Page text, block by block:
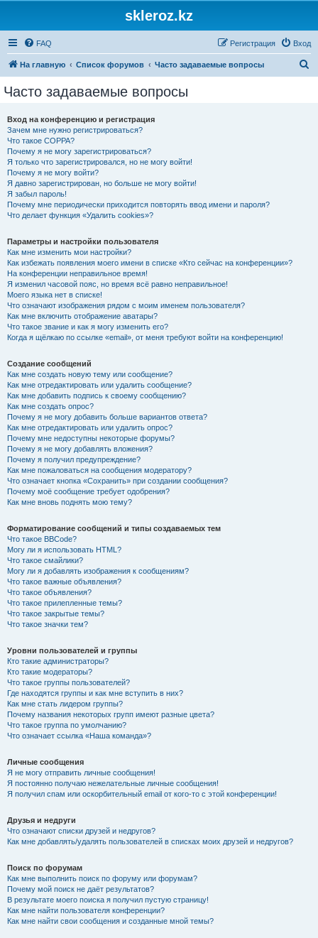
skleroz.kz
FAQ Вход
Регистрация
На главную Список форумов Часто задаваемые вопросы
Часто задаваемые вопросы
Вход на конференцию и регистрация
Зачем мне нужно регистрироваться?
Что такое COPPA?
Почему я не могу зарегистрироваться?
Я только что зарегистрировался, но не могу войти!
Почему я не могу войти?
Я давно зарегистрирован, но больше не могу войти!
Я забыл пароль!
Почему мне периодически приходится повторять ввод имени и пароля?
Что делает функция «Удалить cookies»?
Параметры и настройки пользователя
Как мне изменить мои настройки?
Как избежать появления моего имени в списке «Кто сейчас на конференции»?
На конференции неправильное время!
Я изменил часовой пояс, но время всё равно неправильное!
Моего языка нет в списке!
Что означают изображения рядом с моим именем пользователя?
Как мне включить отображение аватары?
Что такое звание и как я могу изменить его?
Когда я щёлкаю по ссылке «email», от меня требуют войти на конференцию!
Создание сообщений
Как мне создать новую тему или сообщение?
Как мне отредактировать или удалить сообщение?
Как мне добавить подпись к своему сообщению?
Как мне создать опрос?
Почему я не могу добавить больше вариантов ответа?
Как мне отредактировать или удалить опрос?
Почему мне недоступны некоторые форумы?
Почему я не могу добавлять вложения?
Почему я получил предупреждение?
Как мне пожаловаться на сообщения модератору?
Что означает кнопка «Сохранить» при создании сообщения?
Почему моё сообщение требует одобрения?
Как мне вновь поднять мою тему?
Форматирование сообщений и типы создаваемых тем
Что такое BBCode?
Могу ли я использовать HTML?
Что такое смайлики?
Могу ли я добавлять изображения к сообщениям?
Что такое важные объявления?
Что такое объявления?
Что такое прилепленные темы?
Что такое закрытые темы?
Что такое значки тем?
Уровни пользователей и группы
Кто такие администраторы?
Кто такие модераторы?
Что такое группы пользователей?
Где находятся группы и как мне вступить в них?
Как мне стать лидером группы?
Почему названия некоторых групп имеют разные цвета?
Что такое группа по умолчанию?
Что означает ссылка «Наша команда»?
Личные сообщения
Я не могу отправить личные сообщения!
Я постоянно получаю нежелательные личные сообщения!
Я получил спам или оскорбительный email от кого-то с этой конференции!
Друзья и недруги
Что означают списки друзей и недругов?
Как мне добавлять/удалять пользователей в списках моих друзей и недругов?
Поиск по форумам
Как мне выполнить поиск по форуму или форумам?
Почему мой поиск не даёт результатов?
В результате моего поиска я получил пустую страницу!
Как мне найти пользователя конференции?
Как мне найти свои сообщения и созданные мной темы?